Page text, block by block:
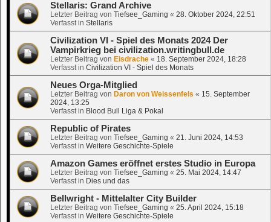
Stellaris: Grand Archive
Letzter Beitrag von Tiefsee_Gaming « 28. Oktober 2024, 22:51
Verfasst in Stellaris
Civilization VI - Spiel des Monats 2024 Der
Vampirkrieg bei civilization.writingbull.de
Letzter Beitrag von Eisdrache « 18. September 2024, 18:28
Verfasst in Civilization VI - Spiel des Monats
Neues Orga-Mitglied
Letzter Beitrag von Daron von Weissenfels « 15. September
2024, 13:25
Verfasst in Blood Bull Liga & Pokal
Republic of Pirates
Letzter Beitrag von Tiefsee_Gaming « 21. Juni 2024, 14:53
Verfasst in Weitere Geschichte-Spiele
Amazon Games eröffnet erstes Studio in Europa
Letzter Beitrag von Tiefsee_Gaming « 25. Mai 2024, 14:47
Verfasst in Dies und das
Bellwright - Mittelalter City Builder
Letzter Beitrag von Tiefsee_Gaming « 25. April 2024, 15:18
Verfasst in Weitere Geschichte-Spiele